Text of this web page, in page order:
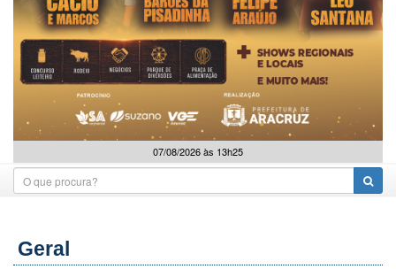
07/08/2026 às 13h25
Geral